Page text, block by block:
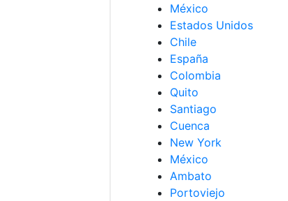
México
Estados Unidos
Chile
España
Colombia
Quito
Santiago
Cuenca
New York
México
Ambato
Portoviejo